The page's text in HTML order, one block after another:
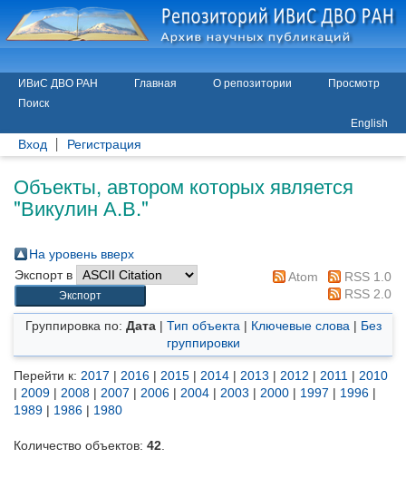
ИВиС ДВО РАН Главная О репозитории
Просмотр
Поиск
English
Вход Регистрация
Объекты, автором которых является
"Викулин А.В."
На уровень вверх
Экспорт в
Atom
RSS 1.0
RSS 2.0
Группировка по: Дата| Тип объекта | Ключевые слова | Без
группировки
Перейти к: 2017 | 2016 | 2015 | 2014 | 2013 | 2012 | 2011 | 2010
| 2009 | 2008 | 2007 | 2006 | 2004 | 2003 | 2000 | 1997 | 1996 |
1989 | 1986 | 1980
Количество объектов: 42